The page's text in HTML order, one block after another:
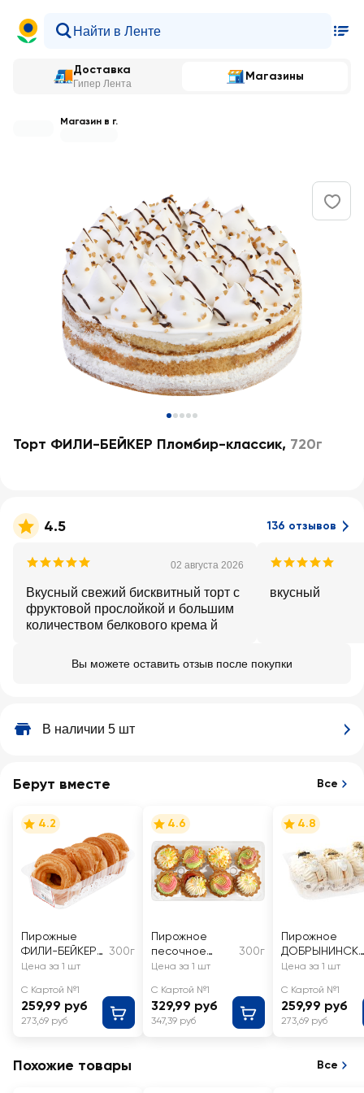
Доставка
Гипер Лента
Магазины
Магазин в г.
Торт ФИЛИ-БЕЙКЕР Пломбир-классик, 720г
4.5 136 отзывов
02 августа 2026
Вкусный свежий бисквитный торт с
фруктовой прослойкой и большим
количеством белкового крема й
вкусный
Вы можете оставить отзыв после покупки
В наличии 5 шт
Берут вместе Все
4.2
Пирожные
ФИЛИ-БЕЙКЕР
Кольца
300г
Цена за 1 шт
С Картой №1
259,99 руб
273,69 руб
4.6
Пирожное
песочное
ФИЛИ-БЕЙКЕР
300г
Цена за 1 шт
С Картой №1
329,99 руб
347,39 руб
4.8
Пирожное
Й Графские
Цена за 1 шт
С Картой №1
259,99 руб
273,69 руб
Похожие товары Все